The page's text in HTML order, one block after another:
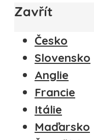
Zavřít
Česko
Slovensko
Anglie
Francie
Itálie
Maďarsko